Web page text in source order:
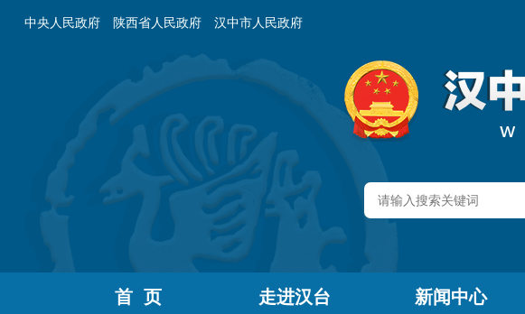
中央人民政府 陕西省人民政府 汉中市人民政府
首 页 走进汉台 新闻中心